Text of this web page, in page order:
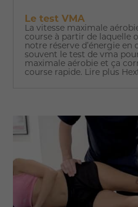
Le test VMA
La vitesse maximale
course à partir de laquelle
notre réserve d’énergie en
souvent le test de vma
maximale aérobie et ça
course rapide. Lire plus